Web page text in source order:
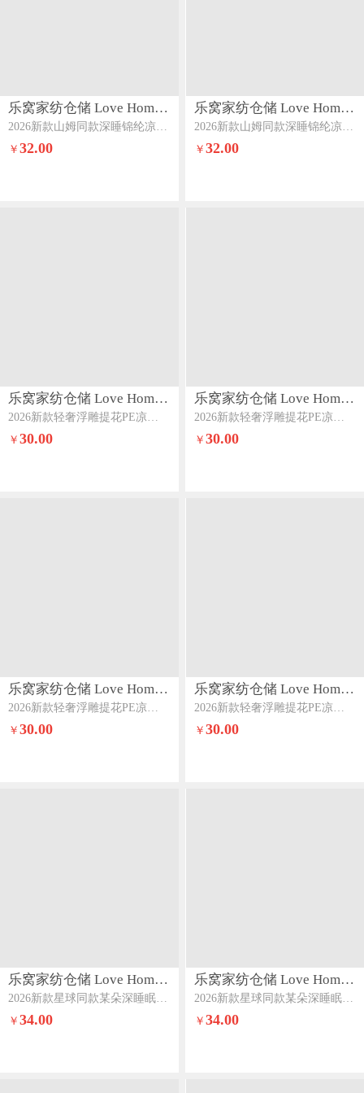
乐窝家纺仓储 Love Home LWJFCCLOVEHOME868
2026新款山姆同款深睡锦纶凉皮凉感抱枕抱抱枕孕妇枕侧睡枕外套可拆洗熊猫
￥32.00
乐窝家纺仓储 Love Home LWJFCCLOVEHOME868
2026新款山姆同款深睡锦纶凉皮凉感抱枕抱抱枕孕妇枕侧睡枕外套可拆洗组合图
￥ 32.00
乐窝家纺仓储 Love Home LWJFCCLOVEHOME867
2026新款轻奢浮雕提花PE凉感高分子乙纶凉席三件套床裙款可机洗直播花蔓藤-粉
￥30.00
乐窝家纺仓储 Love Home LWJFCCLOVEHOME867
2026新款轻奢浮雕提花PE凉感高分子乙纶凉席三件套床裙款可机洗直播花蔓藤-蓝
￥ 30.00
乐窝家纺仓储 Love Home LWJFCCLOVEHOME867
2026新款轻奢浮雕提花PE凉感高分子乙纶凉席三件套床裙款可机洗直播花蔓藤-绿
￥30.00
乐窝家纺仓储 Love Home LWJFCCLOVEHOME867
2026新款轻奢浮雕提花PE凉感高分子乙纶凉席三件套床裙款可机洗直播花蔓藤-紫
￥ 30.00
乐窝家纺仓储 Love Home LWJFCCLOVEHOME866
2026新款星球同款某朵深睡眠锦氨凉感小冰皮抱抱枕成人孕妇夹腿枕海马枕枕头组合图
￥34.00
乐窝家纺仓储 Love Home LWJFCCLOVEHOME866
2026新款星球同款某朵深睡眠锦氨凉感小冰皮抱抱枕成人孕妇夹腿枕海马枕枕头樱花粉
￥ 34.00